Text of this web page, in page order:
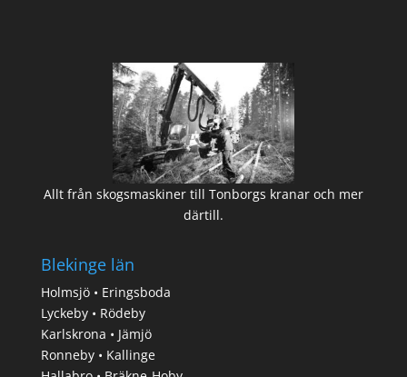
Allt från skogsmaskiner till Tonborgs kranar och mer
därtill.
Blekinge län
Holmsjö • Eringsboda
Lyckeby • Rödeby
Karlskrona • Jämjö
Ronneby • Kallinge